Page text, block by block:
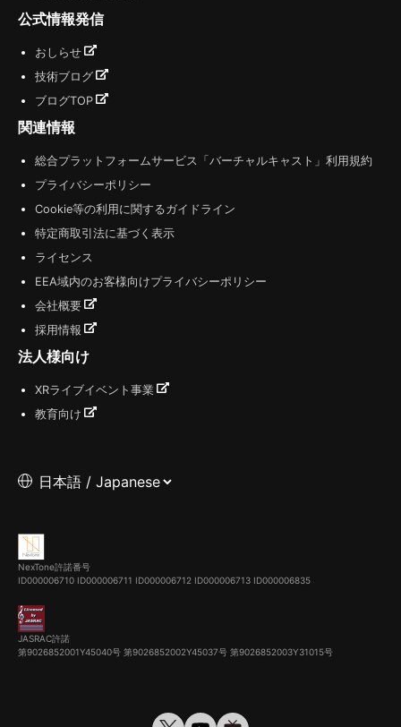
公式情報発信
おしらせ
技術ブログ
ブログTOP
関連情報
総合プラットフォームサービス「バーチャルキャスト」利用規約
プライバシーポリシー
Cookie等の利用に関するガイドライン
特定商取引法に基づく表示
ライセンス
EEA域内のお客様向けプライバシーポリシー
会社概要
採用情報
法人様向け
XRライブイベント事業
教育向け
NexTone許諾番号
ID000006710 ID000006711 ID000006712 ID000006713 ID000006835
JASRAC許諾
第9026852001Y45040号 第9026852002Y45037号 第9026852003Y31015号